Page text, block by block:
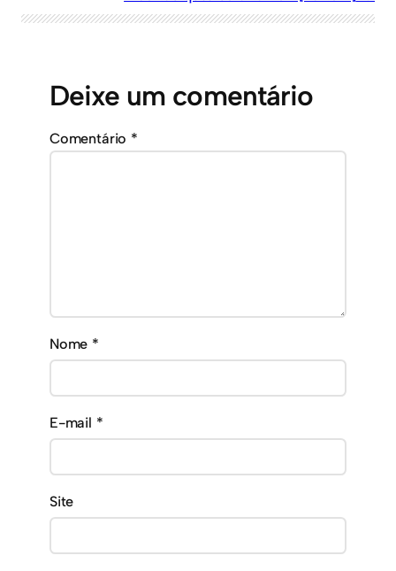
Deixe um comentário
Comentário *
Nome *
E-mail *
Site